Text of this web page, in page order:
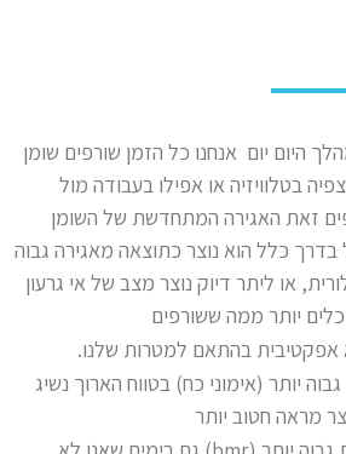
היום יום אנחנו כל הזמן שורפים שומן
בטלוויזיה או אפילו בעבודה מול
זאת האגירה המתחדשת של השומן
כלל הוא נוצר כתוצאה מאגירה גבוה
או ליתר דיוק נוצר מצב של אי גרעון
יותר ממה ששורפים
אפקטיבית בהתאם למטרות שלנו.
יותר (אימוני כח) בטווח הארוך נשיג
מראה חטוב יותר